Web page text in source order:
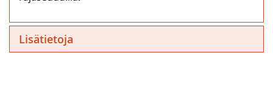
Lisätietoja